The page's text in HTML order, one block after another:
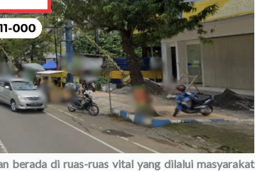
berada di ruas-ruas vital yang dilalui masyarakat